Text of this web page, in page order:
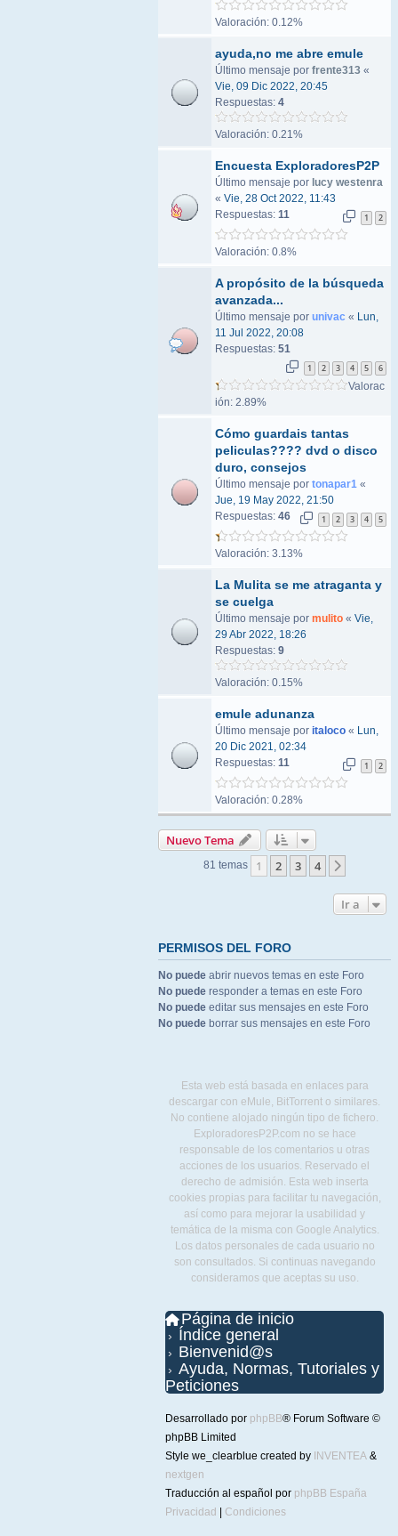
Valoración: 0.12%
ayuda,no me abre emule
Último mensaje por frente313 «
Vie, 09 Dic 2022, 20:45
Respuestas: 4
Valoración: 0.21%
Encuesta ExploradoresP2P
Último mensaje por lucy westenra
« Vie, 28 Oct 2022, 11:43
Respuestas: 11 1 2
Valoración: 0.8%
A propósito de la búsqueda
avanzada...
Último mensaje por univac « Lun,
11 Jul 2022, 20:08
Respuestas: 51
1 2 3 4 5 6
Valorac
ión: 2.89%
Cómo guardais tantas
peliculas???? dvd o disco
duro, consejos
Último mensaje por tonapar1 «
Jue, 19 May 2022, 21:50
Respuestas: 46 1 2 3 4 5
Valoración: 3.13%
La Mulita se me atraganta y
se cuelga
Último mensaje por mulito « Vie,
29 Abr 2022, 18:26
Respuestas: 9
Valoración: 0.15%
emule adunanza
Último mensaje por italoco « Lun,
20 Dic 2021, 02:34
Respuestas: 11 1 2
Valoración: 0.28%
Nuevo Tema
81 temas 1 2 3 4
Ir a
PERMISOS DEL FORO
No puede abrir nuevos temas en este Foro
No puede responder a temas en este Foro
No puede editar sus mensajes en este Foro
No puede borrar sus mensajes en este Foro
Esta web está basada en enlaces para
descargar con eMule, BitTorrent o similares.
No contiene alojado ningún tipo de fichero.
ExploradoresP2P.com no se hace
responsable de los comentarios u otras
acciones de los usuarios. Reservado el
derecho de admisión. Esta web inserta
cookies propias para facilitar tu navegación,
así como para mejorar la usabilidad y
temática de la misma con Google Analytics.
Los datos personales de cada usuario no
son consultados. Si continuas navegando
consideramos que aceptas su uso.
Página de inicio
Índice general
Bienvenid@s
Ayuda, Normas, Tutoriales y
Peticiones
Desarrollado por phpBB® Forum Software ©
phpBB Limited
Style we_clearblue created by INVENTEA &
nextgen
Traducción al español por phpBB España
Privacidad
Condiciones